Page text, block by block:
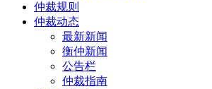
仲裁规则
仲裁动态
最新新闻
衡仲新闻
公告栏
仲裁指南